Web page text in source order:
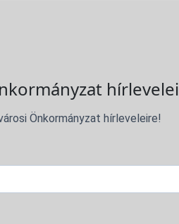
hírlevelei
Önkormányzat hírleveleire!